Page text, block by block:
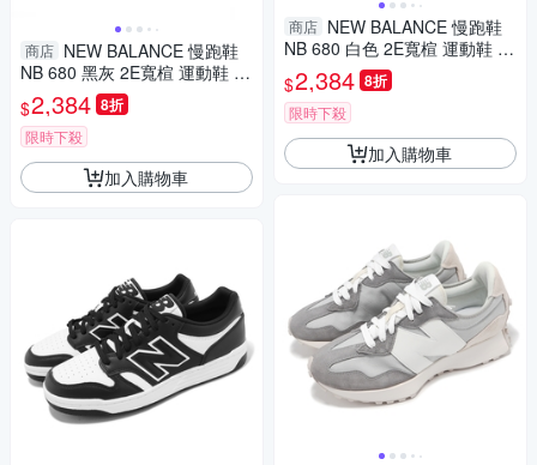
商店 NEW BALANCE 慢跑鞋
NB 680 黑灰 2E寬楦 運動鞋 男
M680603
$2,384 8折
限時下殺
加入購物車
商店 NEW BALANCE 慢跑鞋
NB 680 白色 2E寬楦 運動鞋 男
M68082E
$2,384 8折
限時下殺
加入購物車